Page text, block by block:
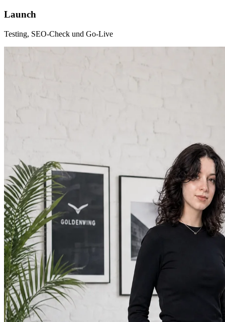
Launch
Testing, SEO-Check und Go-Live